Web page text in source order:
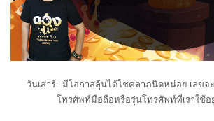
วันเสาร์ : มีโอกาสลุ้นได้โชคลาภนิดหน่อย เลขจ
โทรศัพท์มือถือหรือรุ่นโทรศัพท์ที่เราใช้อ